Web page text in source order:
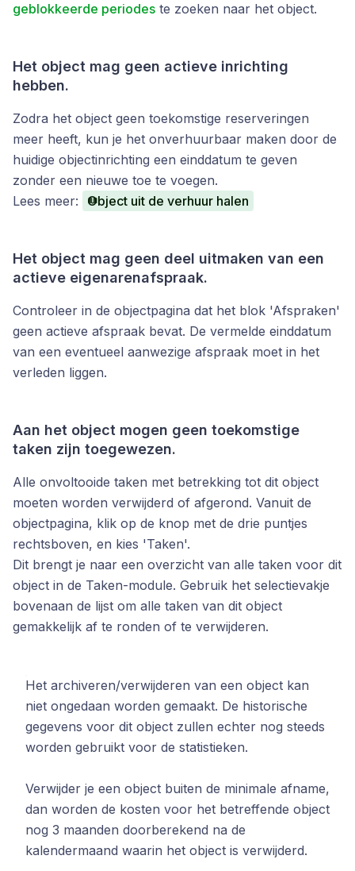
geblokkeerde periodes te zoeken naar het object.
Het object mag geen actieve inrichting
hebben.
Zodra het object geen toekomstige reserveringen
meer heeft, kun je het onverhuurbaar maken door de
huidige objectinrichting een einddatum te geven
zonder een nieuwe toe te voegen.
Lees meer:
Object uit de verhuur halen
Het object mag geen deel uitmaken van een
actieve eigenarenafspraak.
Controleer in de objectpagina dat het blok 'Afspraken'
geen actieve afspraak bevat. De vermelde einddatum
van een eventueel aanwezige afspraak moet in het
verleden liggen.
Aan het object mogen geen toekomstige
taken zijn toegewezen.
Alle onvoltooide taken met betrekking tot dit object
moeten worden verwijderd of afgerond. Vanuit de
objectpagina, klik op de knop met de drie puntjes
rechtsboven, en kies 'Taken'.
Dit brengt je naar een overzicht van alle taken voor dit
object in de Taken-module. Gebruik het selectievakje
bovenaan de lijst om alle taken van dit object
gemakkelijk af te ronden of te verwijderen.
Het archiveren/verwijderen van een object kan
niet ongedaan worden gemaakt. De historische
gegevens voor dit object zullen echter nog steeds
worden gebruikt voor de statistieken.
Verwijder je een object buiten de minimale afname,
dan worden de kosten voor het betreffende object
nog 3 maanden doorberekend na de
kalendermaand waarin het object is verwijderd.